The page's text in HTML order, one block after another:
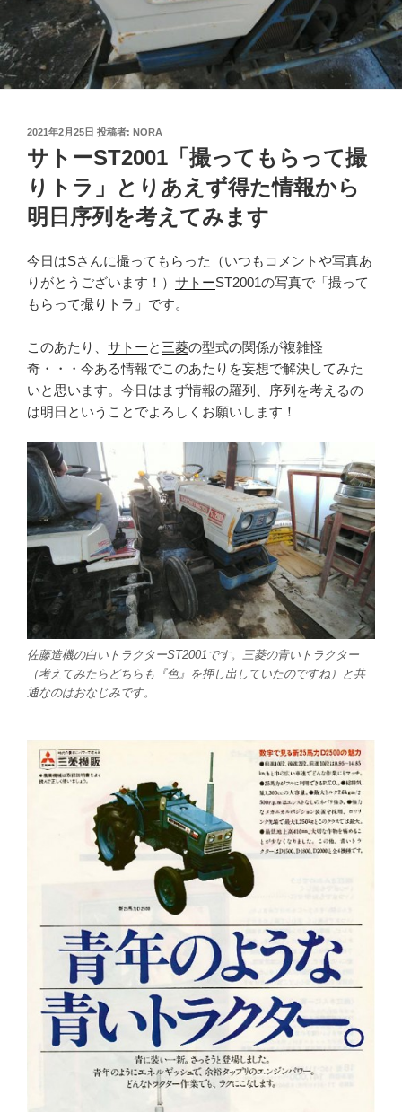
投
稿
日:
2021年2月25日 投稿者: NORA
サトーST2001「撮ってもらって撮
りトラ」とりあえず得た情報から
明日序列を考えてみます
今日はSさんに撮ってもらった（いつもコメントや写真あ
りがとうございます！） サトーST2001の写真で「撮って
もらって撮りトラ 」です。
このあたり、 サトーと 三菱の型式の関係が複雑怪
奇・・・今ある情報でこのあたりを妄想で解決してみた
いと思います。今日はまず情報の羅列、序列を考えるの
は明日ということでよろしくお願いします！
佐藤造機の白いトラクターST2001です。三菱の青いトラクター
（考えてみたらどちらも『色』を押し出していたのですね）と共
通なのはおなじみです。